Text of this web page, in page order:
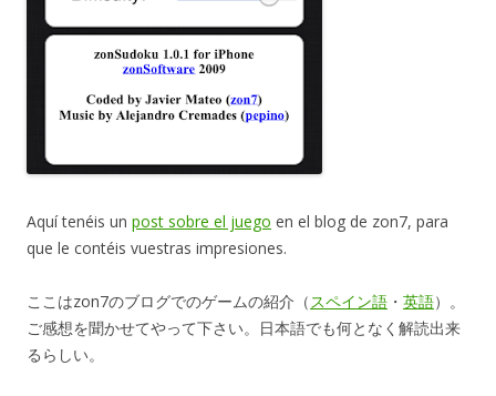
Aquí tenéis un post sobre el juego en el blog de zon7, para
que le contéis vuestras impresiones.
ここはzon7のブログでのゲームの紹介（スペイン語 ・ 英語）。
ご感想を聞かせてやって下さい。日本語でも何となく解読出来
るらしい。